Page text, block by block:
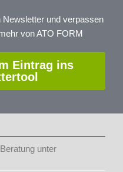
und verpassen
von ATO FORM
Eintrag ins
unter